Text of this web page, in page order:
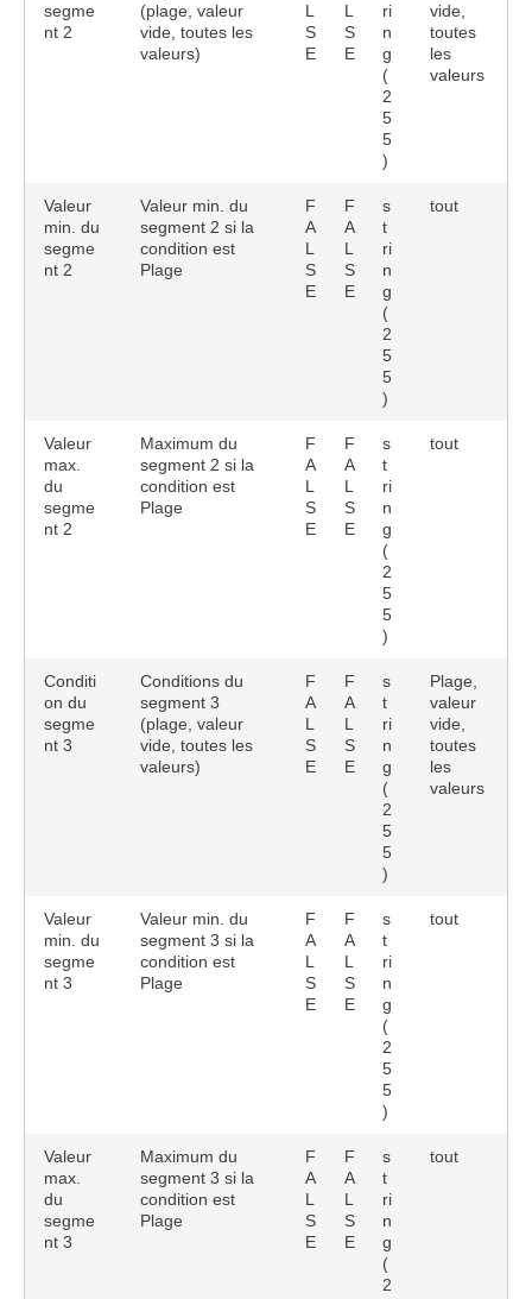
segme
nt 2
(plage, valeur
vide, toutes les
valeurs)
L
S
E
L
S
E
ri
n
g
(
2
5
5
)
vide,
toutes
les
valeurs
Valeur
min. du
segme
nt 2
Valeur min. du
segment 2 si la
condition est
Plage
F
A
L
S
E
F
A
L
S
E
s
t
ri
n
g
(
2
5
5
)
tout
Valeur
max.
du
segme
nt 2
Maximum du
segment 2 si la
condition est
Plage
F
A
L
S
E
F
A
L
S
E
s
t
ri
n
g
(
2
5
5
)
tout
Conditi
on du
segme
nt 3
Conditions du
segment 3
(plage, valeur
vide, toutes les
valeurs)
F
A
L
S
E
F
A
L
S
E
s
t
ri
n
g
(
2
5
5
)
Plage,
valeur
vide,
toutes
les
valeurs
Valeur
min. du
segme
nt 3
Valeur min. du
segment 3 si la
condition est
Plage
F
A
L
S
E
F
A
L
S
E
s
t
ri
n
g
(
2
5
5
)
tout
Valeur
max.
du
segme
nt 3
Maximum du
segment 3 si la
condition est
Plage
F
A
L
S
E
F
A
L
S
E
s
t
ri
n
g
(
2
tout